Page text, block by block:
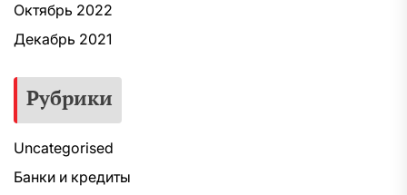
Октябрь 2022
Декабрь 2021
Рубрики
Uncategorised
Банки и кредиты